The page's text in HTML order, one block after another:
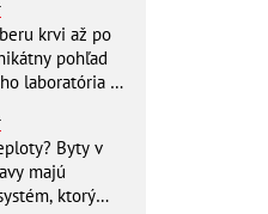
krvi až po
pohľad
laboratória na
Byty v
majú
ktorý